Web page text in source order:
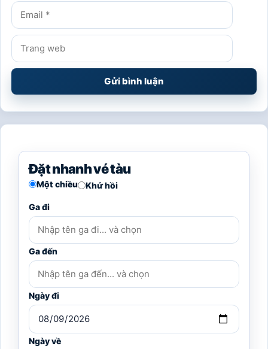
Email
Trang
web
Đặt nhanh vé tàu
Một chiều Khứ hồi
Ga đi
Ga đến
Ngày đi
Ngày về